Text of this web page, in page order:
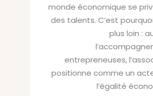
monde économique se
des talents. C’est pourquoi
plus loin :
entrepreneuses,
positionne comme un
l’égalité